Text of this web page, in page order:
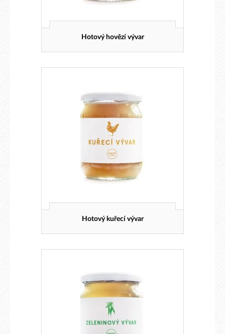
Hotový hovězí vývar
Hotový kuřecí vývar